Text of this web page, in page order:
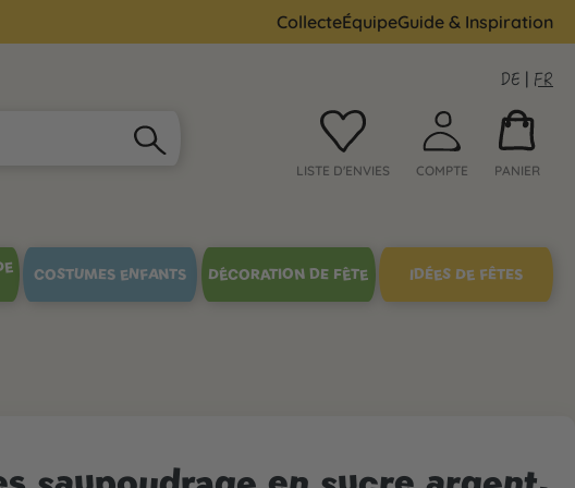
CollecteÉquipeGuide & Inspiration
DE | FR
LISTE D'ENVIES COMPTE PANIER
COSTUMES ENFANTS DÉCORATION DE FÊTE IDÉES DE FÊTES